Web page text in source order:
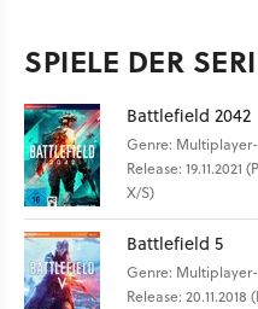
SPIELE DER
Battlefield 2042
Genre:
Release:
X/S)
Battlefield 5
Genre:
Release: